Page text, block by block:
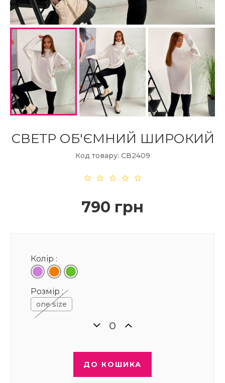
СВЕТР ОБ'ЄМНИЙ ШИРОКИЙ
Код товару: СВ2409
790 грн
Колір :
Розмір :
one size
ДО КОШИКА